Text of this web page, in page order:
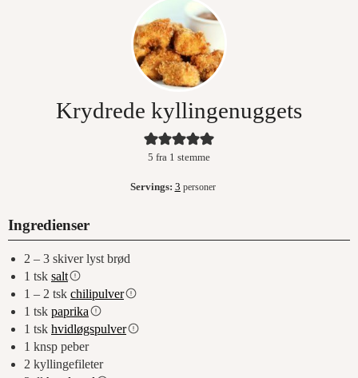
Krydrede kyllingenuggets
5 fra 1 stemme
Servings: 3 personer
Ingredienser
2 – 3 skiver lyst brød
1 tsk salt
1 – 2 tsk chilipulver
1 tsk paprika
1 tsk hvidløgspulver
1 knsp peber
2 kyllingefileter